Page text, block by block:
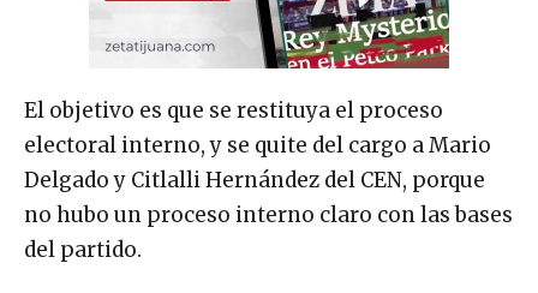
El objetivo es que se restituya el proceso
electoral interno, y se quite del cargo a Mario
Delgado y Citlalli Hernández del CEN, porque
no hubo un proceso interno claro con las bases
del partido.